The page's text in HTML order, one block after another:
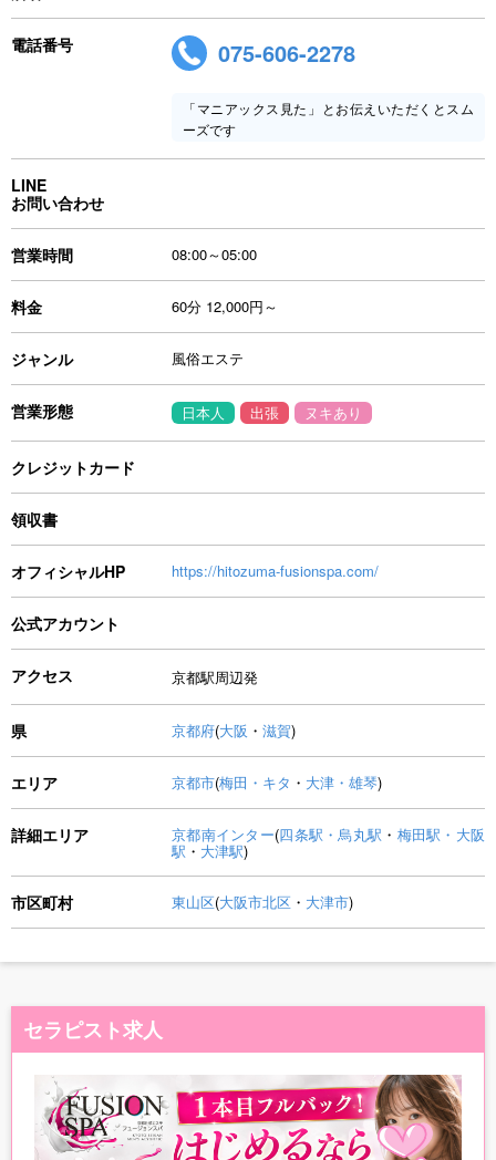
電話番号 075-606-2278
「マニアックス見た」とお伝えいただくとスム
ーズです
LINE
お問い合わせ
営業時間 08:00～05:00
料金 60分 12,000円～
ジャンル 風俗エステ
営業形態 日本人 出張 ヌキあり
クレジットカード
領収書
オフィシャルHP https://hitozuma-fusionspa.com/
公式アカウント
アクセス 京都駅周辺発
県 京都府(大阪 ・ 滋賀)
エリア 京都市(梅田・キタ ・ 大津・雄琴)
詳細エリア 京都南インター(四条駅・烏丸駅 ・ 梅田駅・大阪
駅 ・ 大津駅)
市区町村 東山区(大阪市北区 ・ 大津市)
セラピスト求人